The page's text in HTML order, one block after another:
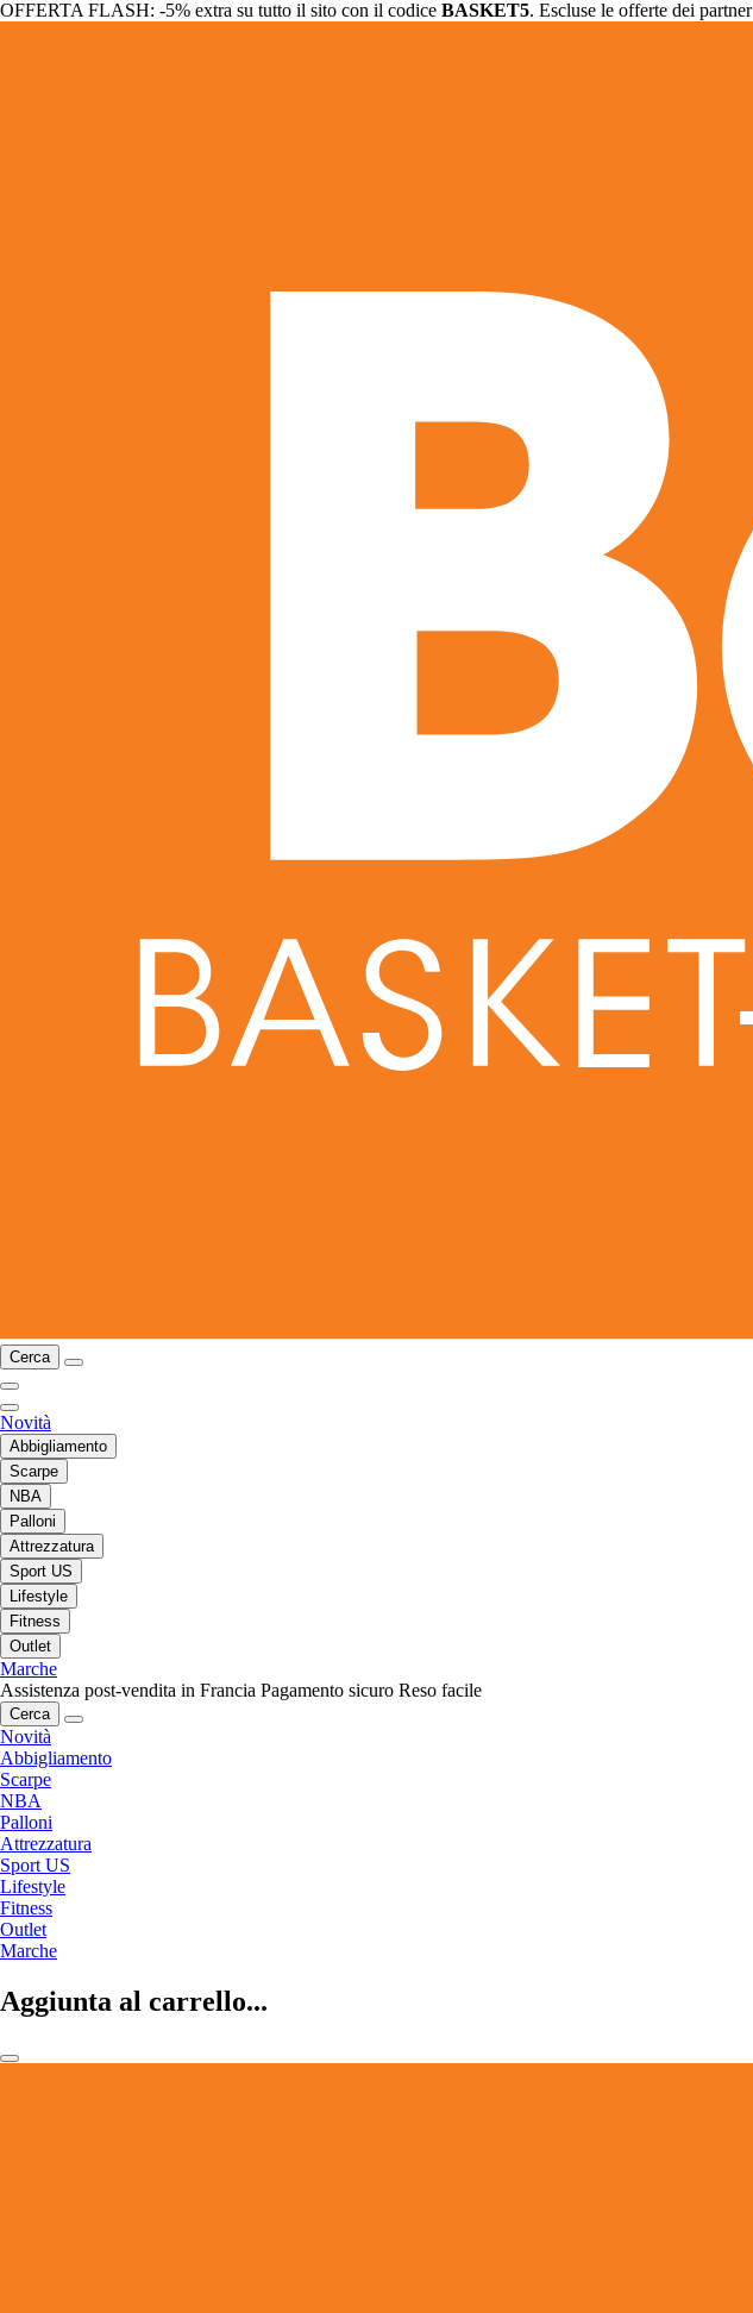
OFFERTA FLASH: -5% extra su tutto il sito con il codice BASKET5. Escluse le offerte dei partner
Cerca
Novità
Abbigliamento
Scarpe
NBA
Palloni
Attrezzatura
Sport US
Lifestyle
Fitness
Outlet
Marche
Assistenza post-vendita in Francia Pagamento sicuro Reso facile
Cerca
Novità
Abbigliamento
Scarpe
NBA
Palloni
Attrezzatura
Sport US
Lifestyle
Fitness
Outlet
Marche
Aggiunta al carrello...